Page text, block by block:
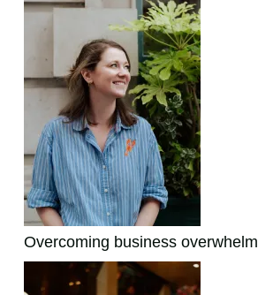
Featured Posts:
Overcoming business overwhelm